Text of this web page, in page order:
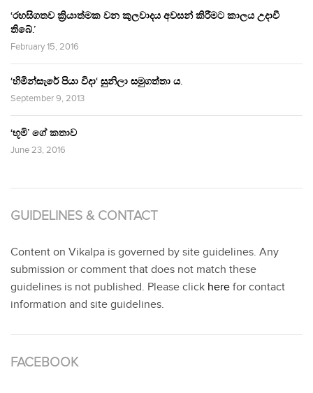
‘රහසිගතව ක්‍රියාත්මක වන කුලවාදය අවසන් කිරීමට කාලය උදාවී
තිබේ.’
February 15, 2016
‘හිමින්සැරේ පියා විදා‘ සුනිලා සමුගත්තා ය.
September 9, 2013
‘භූමි’ ගේ කතාව
June 23, 2016
GUIDELINES & CONTACT
Content on Vikalpa is governed by site guidelines. Any
submission or comment that does not match these
guidelines is not published. Please click here for contact
information and site guidelines.
FACEBOOK